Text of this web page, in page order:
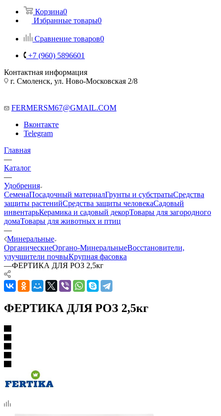
Корзина0
Избранные товары0
Сравнение товаров0
+7 (960) 5896601
Контактная информация
г. Смоленск, ул. Ново-Московская 2/8
FERMERSM67@GMAIL.COM
Вконтакте
Telegram
Главная
—
Каталог
—
Удобрения
СеменаПосадочный материалГрунты и субстратыСредства
защиты растенийСредства защиты человекаСадовый
инвентарьКерамика и садовый декорТовары для загородного
домаТовары для животных и птиц
—
Минеральные
ОрганическиеОргано-МинеральныеВосстановители,
улучшители почвыКрупная фасовка
—ФЕРТИКА ДЛЯ РОЗ 2,5кг
ФЕРТИКА ДЛЯ РОЗ 2,5кг